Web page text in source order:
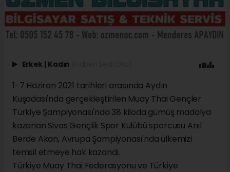
Erkek | Kadın
1-7 Haziran 2021 tarihleri arasında Aydın
Kuşadası'nda gerçekleştirilen Muay Thai Gençler
Türkiye Şampiyonası'nda 38 kiloda gümüş madalya
kazanan Sivas Gençlik Spor Kulübü sporcusu Anıl
Berde Akan, Avrupa Şampiyonası'nda ülkemizi
temsil etmeye hak kazandı.
Türkiye Muay Thai Federasyonu ve Türkiye